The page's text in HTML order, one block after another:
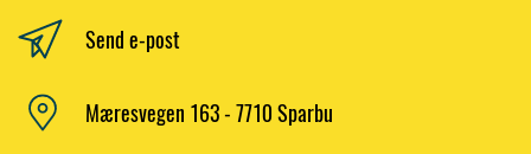
Send e-post
Mæresvegen 163 - 7710 Sparbu